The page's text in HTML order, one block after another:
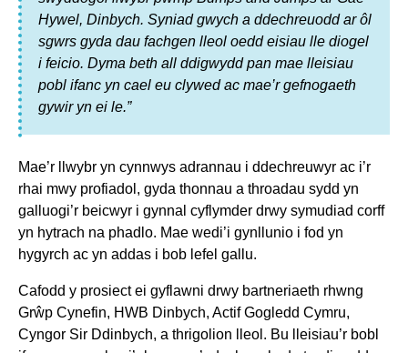
Hywel, Dinbych. Syniad gwych a ddechreuodd ar ôl
sgwrs gyda dau fachgen lleol oedd eisiau lle diogel
i feicio. Dyma beth all ddigwydd pan mae lleisiau
pobl ifanc yn cael eu clywed ac mae’r gefnogaeth
gywir yn ei le.”
Mae’r llwybr yn cynnwys adrannau i ddechreuwyr ac i’r
rhai mwy profiadol, gyda thonnau a throadau sydd yn
galluogi’r beicwyr i gynnal cyflymder drwy symudiad corff
yn hytrach na phadlo. Mae wedi’i gynllunio i fod yn
hygyrch ac yn addas i bob lefel gallu.
Cafodd y prosiect ei gyflawni drwy bartneriaeth rhwng
Grŵp Cynefin, HWB Dinbych, Actif Gogledd Cymru,
Cyngor Sir Ddinbych, a thrigolion lleol. Bu lleisiau’r bobl